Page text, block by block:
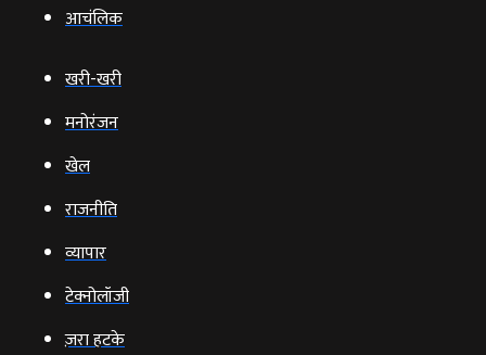
आचंलिक
खरी-खरी
मनोरंजन
खेल
राजनीति
व्‍यापार
टेक्‍नोलॉजी
ज़रा हटके